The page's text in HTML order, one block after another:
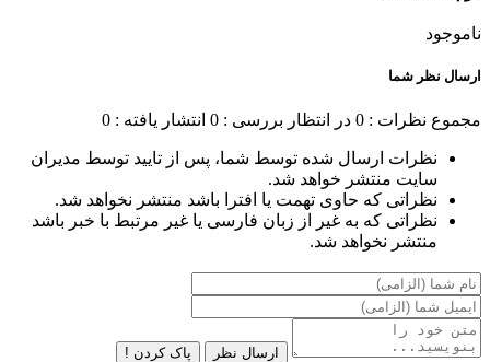
ناموجود
ارسال نظر شما
مجموع نظرات : 0 در انتظار بررسی : 0 انتشار یافته : 0
نظرات ارسال شده توسط شما، پس از تایید توسط مدیران
سایت منتشر خواهد شد.
نظراتی که حاوی تهمت یا افترا باشد منتشر نخواهد شد.
نظراتی که به غیر از زبان فارسی یا غیر مرتبط با خبر باشد
منتشر نخواهد شد.
ارسال نظر پاک کردن !